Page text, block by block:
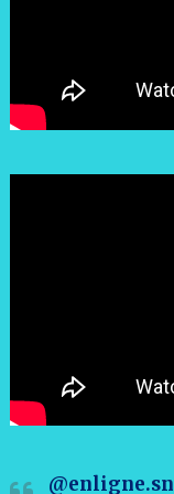
@enligne.sn